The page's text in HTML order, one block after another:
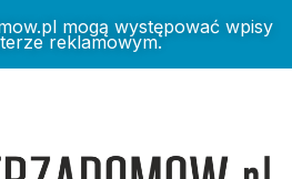
mogą występować wpisy
reklamowym.